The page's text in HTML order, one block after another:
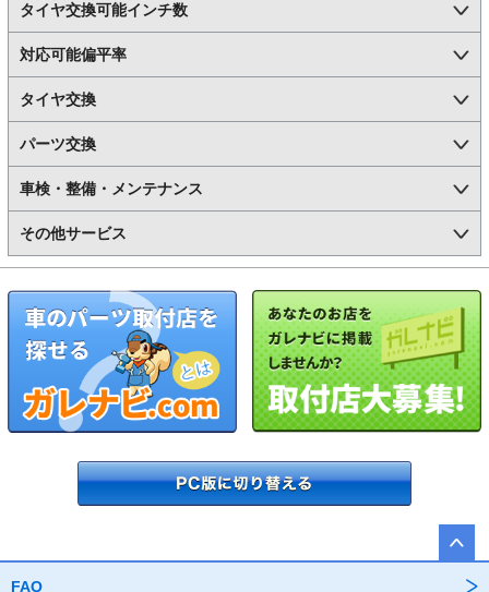
タイヤ交換可能インチ数
対応可能偏平率
タイヤ交換
パーツ交換
車検・整備・メンテナンス
その他サービス
FAQ